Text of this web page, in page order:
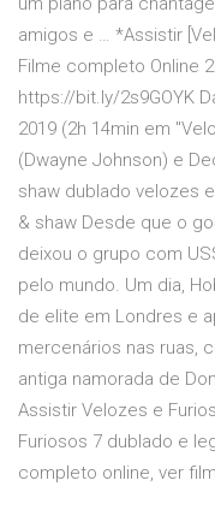
amigos e … *Assistir
Filme completo Online
https://bit.ly/2s9GOYK
2019 (2h 14min em
(Dwayne Johnson) e
shaw dublado velozes
& shaw Desde que o
deixou o grupo com
pelo mundo. Um dia,
de elite em Londres e
mercenários nas ruas,
antiga namorada de
Assistir Velozes e
Furiosos 7 dublado e
completo online, ver